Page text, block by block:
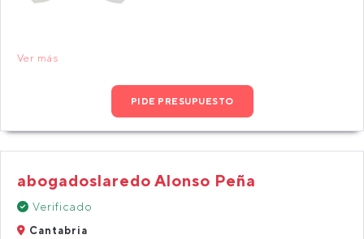
Ver más
PIDE PRESUPUESTO
abogadoslaredo Alonso Peña
Verificado
Cantabria